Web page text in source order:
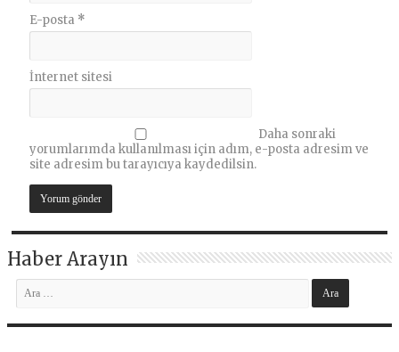
E-posta *
İnternet sitesi
Daha sonraki
yorumlarımda kullanılması için adım, e-posta adresim ve
site adresim bu tarayıcıya kaydedilsin.
Haber Arayın